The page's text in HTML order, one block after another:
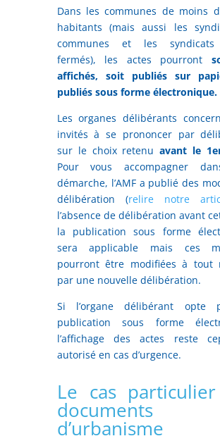
Dans les communes de moins
habitants (mais aussi les
communes et les syndicats
fermés), les actes pourront
affichés, soit publiés sur
publiés sous forme électronique.
Les organes délibérants
invités à se prononcer par
sur le choix retenuavant le
Pour vous accompagner
démarche, l’AMF a publié des
délibération (relire notre
l’absence de délibération avant
la publication sous forme
sera applicable mais ces
pourront être modifiées à tout
par une nouvelle délibération.
Si l’organe délibérant opte
publication sous forme
l’affichage des actes reste
autorisé en cas d’urgence.
Le cas
documents
d’urbanisme